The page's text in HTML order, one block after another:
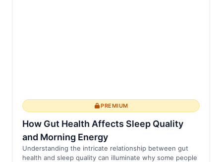
PREMIUM
How Gut Health Affects Sleep Quality
and Morning Energy
Understanding the intricate relationship between gut
health and sleep quality can illuminate why some people